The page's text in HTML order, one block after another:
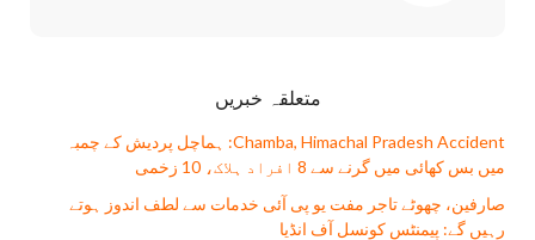
متعلقہ خبریں
Chamba, Himachal Pradesh Accident: ہماچل پردیش کے چمبہ
میں بس کھائی میں گرنے سے 8 افراد ہلاک، 10 زخمی
صارفین، چھوٹے تاجر مفت يو پی آئی خدمات سے لطف اندوز ہوتے
رہیں گے: پیمنٹس کونسل آف انڈیا